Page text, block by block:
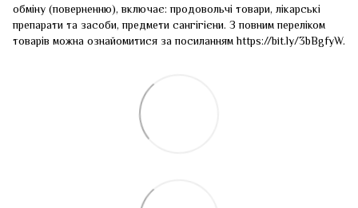
обміну (поверненню), включає: продовольчі товари, лікарські
препарати та засоби, предмети сангігієни. З повним переліком
товарів можна ознайомитися за посиланнямhttps://bit.ly/3bBgfyW.